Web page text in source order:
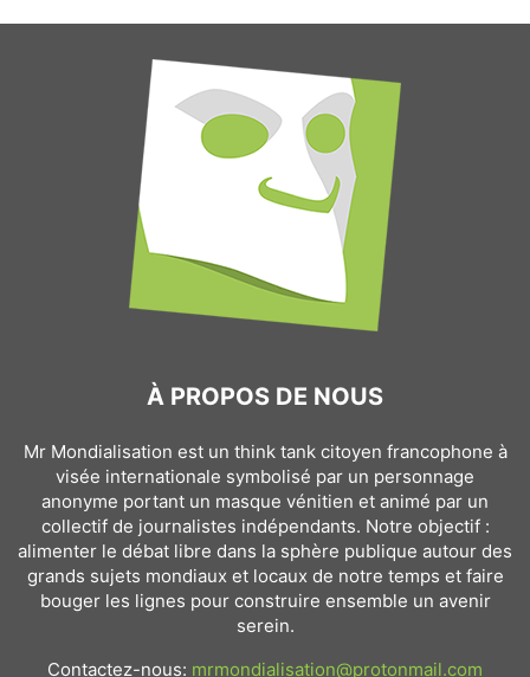
À PROPOS DE NOUS
Mr Mondialisation est un think tank citoyen francophone à
visée internationale symbolisé par un personnage
anonyme portant un masque vénitien et animé par un
collectif de journalistes indépendants. Notre objectif :
alimenter le débat libre dans la sphère publique autour des
grands sujets mondiaux et locaux de notre temps et faire
bouger les lignes pour construire ensemble un avenir
serein.
Contactez-nous: mrmondialisation@protonmail.com